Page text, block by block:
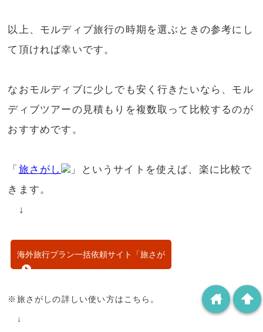
以上、モルディブ旅行の時期を選ぶときの参考にし
て頂ければ幸いです。
なおモルディブに少しでも安く行きたいなら、モル
ディブツアーの見積もりを複数取って比較するのが
おすすめです。
「 旅さがし
」というサイトを使えば、楽に比較で
きます。
↓
海外旅行プラン一括依頼サイト「旅さが
※旅さがしの詳しい使い方はこちら。
↓
arrowup
home